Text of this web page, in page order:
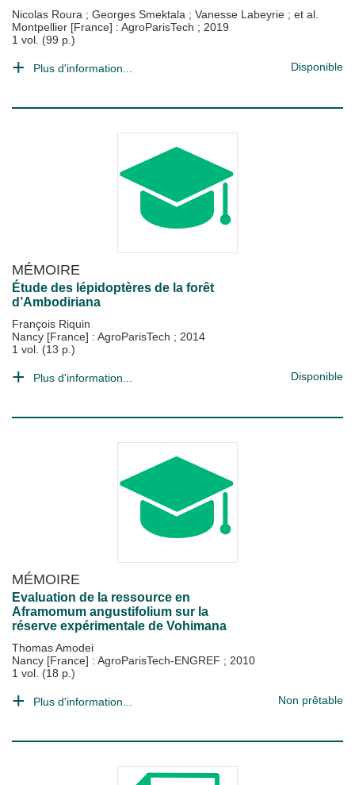
Nicolas Roura ; Georges Smektala ; Vanesse Labeyrie ; et al.
Montpellier [France] : AgroParisTech ; 2019
1 vol. (99 p.)
Plus d'information... Disponible
MÉMOIRE
Étude des lépidoptères de la forêt
d’Ambodiriana
François Riquin
Nancy [France] : AgroParisTech ; 2014
1 vol. (13 p.)
Plus d'information... Disponible
MÉMOIRE
Evaluation de la ressource en
Aframomum angustifolium sur la
réserve expérimentale de Vohimana
Thomas Amodei
Nancy [France] : AgroParisTech-ENGREF ; 2010
1 vol. (18 p.)
Plus d'information... Non prêtable